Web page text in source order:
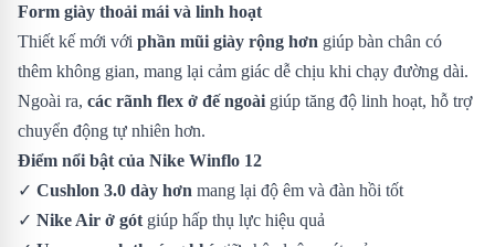
Form giày thoải mái và linh hoạt
Thiết kế mới với phần mũi giày rộng hơn giúp bàn chân có
thêm không gian, mang lại cảm giác dễ chịu khi chạy đường dài.
Ngoài ra, các rãnh flex ở đế ngoài giúp tăng độ linh hoạt, hỗ trợ
chuyển động tự nhiên hơn.
Điểm nổi bật của Nike Winflo 12
✓ Cushlon 3.0 dày hơn mang lại độ êm và đàn hồi tốt
✓ Nike Air ở gót giúp hấp thụ lực hiệu quả